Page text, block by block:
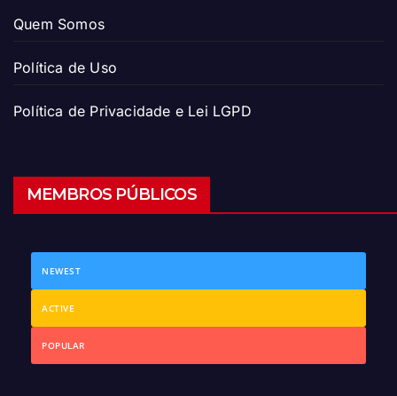
Quem Somos
Política de Uso
Política de Privacidade e Lei LGPD
MEMBROS PÚBLICOS
NEWEST
ACTIVE
POPULAR